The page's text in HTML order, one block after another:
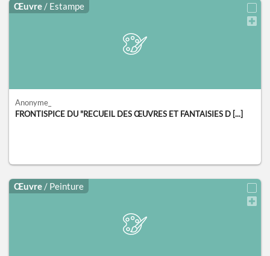
Œuvre / Estampe
Anonyme_
FRONTISPICE DU "RECUEIL DES ŒUVRES ET FANTAISIES D [...]
Œuvre / Peinture